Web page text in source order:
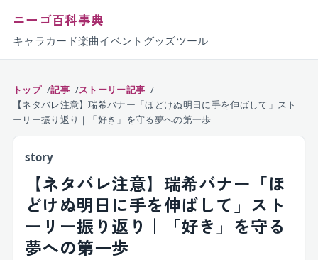
ニーゴ百科事典
キャラ カード楽曲イベント グッズツール
トップ 記事
ストーリー記事
【ネタバレ注意】瑞希バナー「ほどけぬ明日に手を伸ばして」スト
ーリー振り返り｜「好き」を守る夢への第一歩
story
【ネタバレ注意】瑞希バナー「ほ
どけぬ明日に手を伸ばして」スト
ーリー振り返り｜「好き」を守る
夢への第一歩